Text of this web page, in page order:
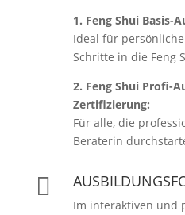
1. Feng Shui Basis-
Ideal für
Schritte in die Feng
2. Feng Shui Profi-
Zertifizierung:
Für alle, die
Beraterin

Im interaktiven und